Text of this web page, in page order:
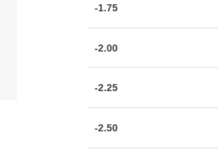
-1.75
-2.00
-2.25
-2.50